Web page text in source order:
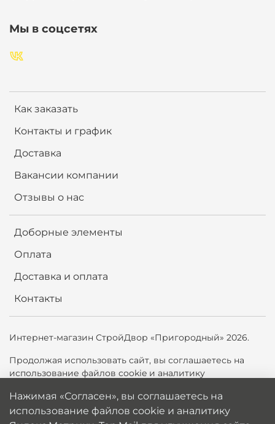
Как заказать
Контакты и график
Доставка
Вакансии компании
Отзывы о нас
Доборные элементы
Оплата
Доставка и оплата
Контакты
Мы в соцсетях
Интернет-магазин СтройДвор «Пригородный» 2026.
Продолжая использовать сайт, вы соглашаетесь на
использование файлов cookie и аналитику
можете отключить cookie в настройках браузера.
Политика обработки персональных данных
Нажимая «Согласен», вы соглашаетесь на
использование файлов cookie и аналитику